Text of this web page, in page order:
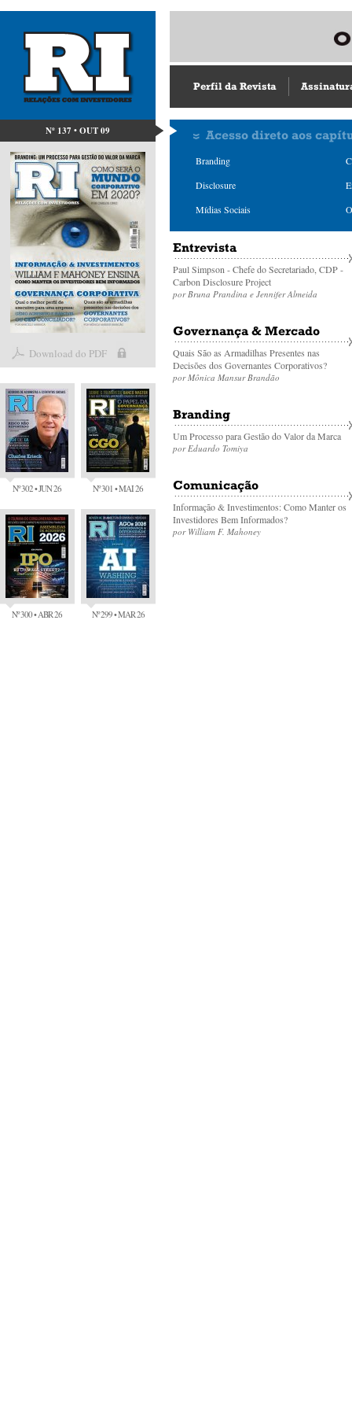
Nº 137 • OUT 09
Download do PDF
Nº 302 • JUN 26 Nº 301 • MAI 26
Nº 300 • ABR 26 Nº 299 • MAR 26
Perfil da Revista
Acesso direto aos
Branding
Disclosure
Mídias Sociais
Entrevista
Paul Simpson - Chefe do Secretariado, CDP -
Carbon Disclosure Project
por Bruna Prandina e Jennifer Almeida
Governança & Mercado
Quais São as Armadilhas Presentes nas
Decisões dos Governantes Corporativos?
por Mônica Mansur Brandão
Branding
Um Processo para Gestão do Valor da Marca
por Eduardo Tomiya
Comunicação
Informação & Investimentos: Como Manter os
Investidores Bem Informados?
por William F. Mahoney